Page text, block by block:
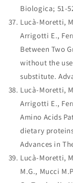
Biologica; 51-
Lucà-Moretti,
Arrigotti E.,
Between Two
without the
substitute.
Lucà-Moretti,
Arrigotti E.,
Amino Acids
dietary
Advances in
Lucà-Moretti,
M.G., Mucci